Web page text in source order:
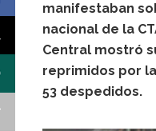
manifestaban
nacional de la
Central mostró
reprimidos por
53 despedidos.